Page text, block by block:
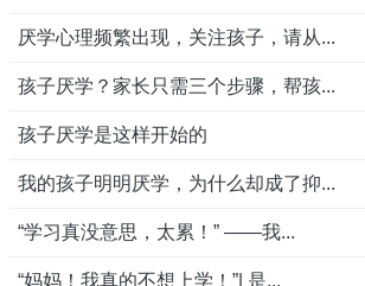
厌学心理频繁出现，关注孩子，请从...
孩子厌学？家长只需三个步骤，帮孩...
孩子厌学是这样开始的
我的孩子明明厌学，为什么却成了抑...
“学习真没意思，太累！” ——我...
“妈妈！我真的不想上学！”| 是...